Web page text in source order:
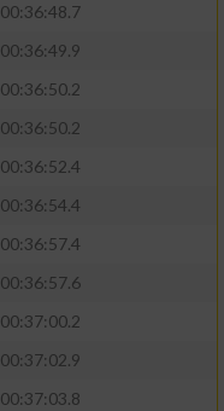
00:36:48.7
00:36:49.9
00:36:50.2
00:36:50.2
00:36:52.4
00:36:54.4
00:36:57.4
00:36:57.6
00:37:00.2
00:37:02.9
00:37:03.8